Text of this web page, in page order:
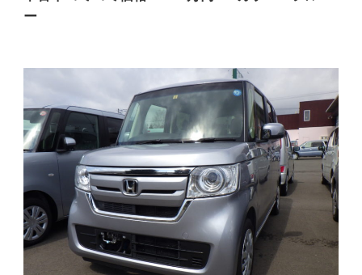
ー